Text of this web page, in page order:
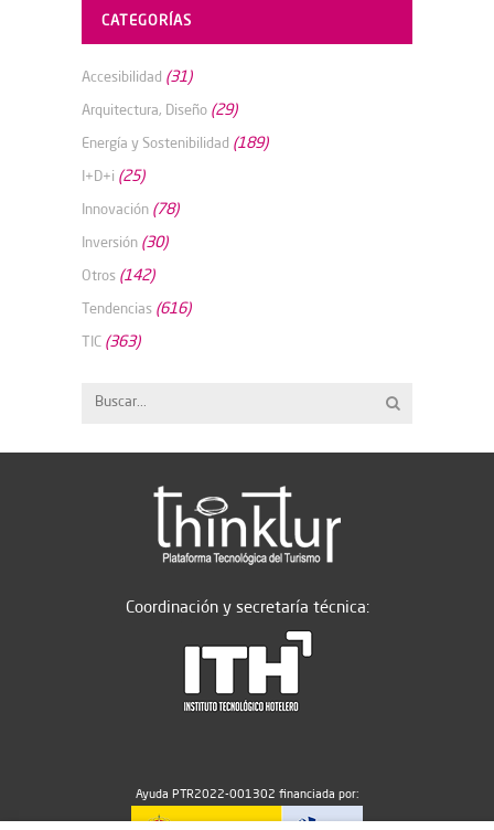
CATEGORÍAS
Accesibilidad (31)
Arquitectura, Diseño (29)
Energía y Sostenibilidad (189)
I+D+i (25)
Innovación (78)
Inversión (30)
Otros (142)
Tendencias (616)
TIC (363)
Coordinación y secretaría técnica:
Ayuda PTR2022-001302 financiada por: